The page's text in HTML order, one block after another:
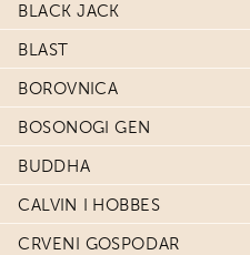
BLACK JACK
BLAST
BOROVNICA
BOSONOGI GEN
BUDDHA
CALVIN I HOBBES
CRVENI GOSPODAR